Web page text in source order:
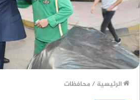
الرئيسية / محافظات